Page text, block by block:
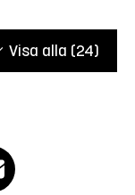
Visa alla (24)